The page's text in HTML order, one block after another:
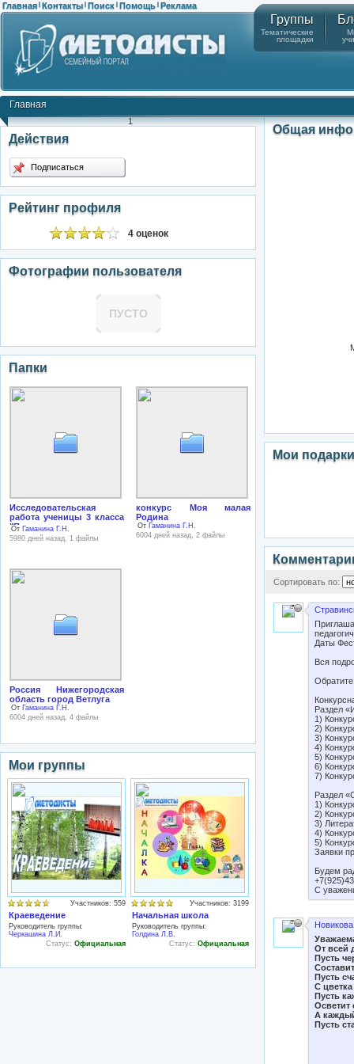
Главная | Контакты | Поиск | Помощь | Реклама
Группы
Тематические
площадки
Главная
1
Действия
Подписаться
Рейтинг профиля
4 оценок
Фотографии пользователя
ПУСТО
Папки
Исследовательская
работа ученицы 3 класса
"Поклонимся великим
тем годам",
От Гаманина Г.Н.
5980 дней назад, 1 файлы
конкурс Моя малая
Родина
От Гаманина Г.Н.
6004 дней назад, 2 файлы
Россия Нижегородская
область город Ветлуга
От Гаманина Г.Н.
6004 дней назад, 4 файлы
Мои группы
Участников: 559
Краеведение
Руководитель группы:
Черкашина Л.И.
Статус: Официальная
Участников: 3199
Начальная школа
Руководитель группы:
Голдина Л.В.
Статус: Официальная
Общая
Мои подарки
Сортировать по:
Даты
Вся
Раздел
1)
2)
3)
4)
5)
6)
7)
Раздел
1)
2)
3)
4)
5)
Заявки
Будем
С
От всей
Пусть
Пусть
С
Пусть
Осветит
А
Пусть